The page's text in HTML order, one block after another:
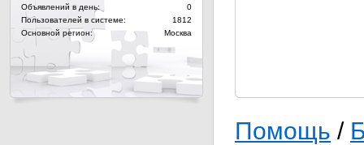
Помощь /
Объявлений в день:
0
Пользователей в системе:
1812
Основной регион:
Москва